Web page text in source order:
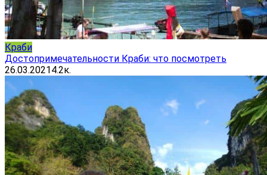
Краби
Достопримечательности Краби: что посмотреть
26.03.20214.2к.